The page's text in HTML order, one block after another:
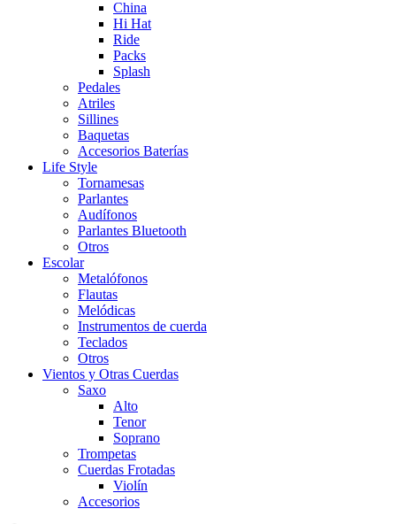
China
Hi Hat
Ride
Packs
Splash
Pedales
Atriles
Sillines
Baquetas
Accesorios Baterías
Life Style
Tornamesas
Parlantes
Audífonos
Parlantes Bluetooth
Otros
Escolar
Metalófonos
Flautas
Melódicas
Instrumentos de cuerda
Teclados
Otros
Vientos y Otras Cuerdas
Saxo
Alto
Tenor
Soprano
Trompetas
Cuerdas Frotadas
Violín
Accesorios